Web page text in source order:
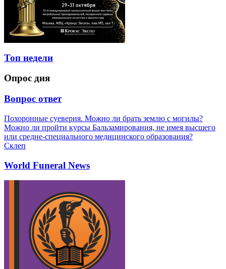
Топ недели
Опрос дня
Вопрос ответ
Похоронные суеверия. Можно ли брать землю с могилы?
Можно ли пройти курсы Бальзамирования, не имея высшего
или средне-специального медицинского образования?
Склеп
World Funeral News